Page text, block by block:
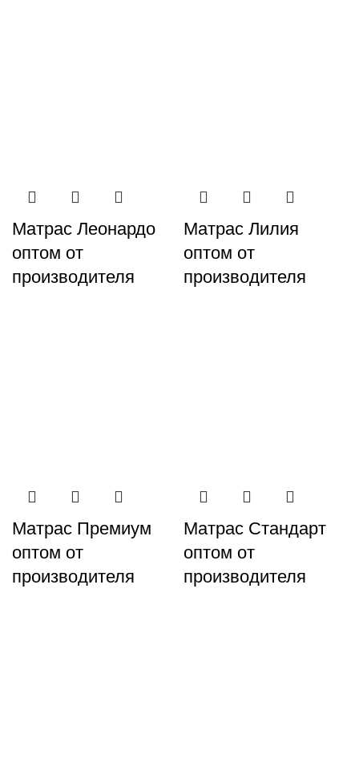
Матрас Леонардо
оптом от
производителя
Матрас Лилия
оптом от
производителя
Матрас Премиум
оптом от
производителя
Матрас Стандарт
оптом от
производителя